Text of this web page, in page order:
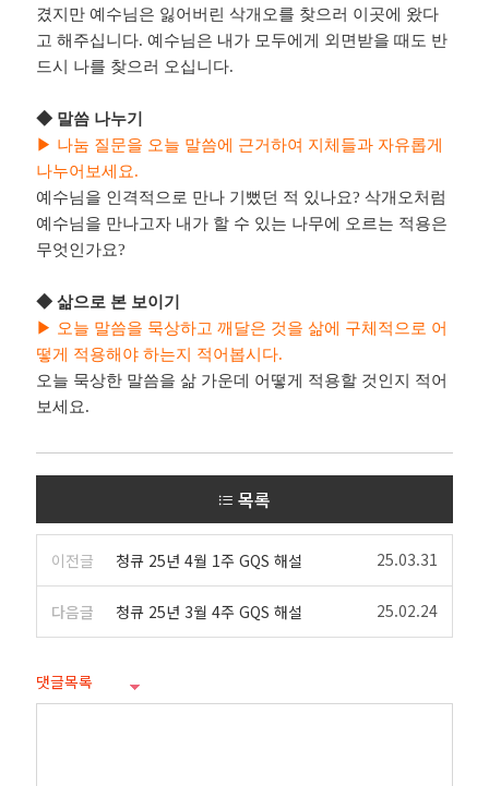
겼지만 예수님은 잃어버린 삭개오를 찾으러 이곳에 왔다
고 해주십니다. 예수님은 내가 모두에게 외면받을 때도 반
드시 나를 찾으러 오십니다.
◆ 말씀 나누기
▶ 나눔 질문을 오늘 말씀에 근거하여 지체들과 자유롭게
나누어보세요.
예수님을 인격적으로 만나 기뻤던 적 있나요?삭개오처럼
예수님을 만나고자 내가 할 수 있는 나무에 오르는 적용은
무엇인가요?
◆삶으로 본 보이기
▶ 오늘 말씀을 묵상하고 깨달은 것을 삶에 구체적으로 어
떻게 적용해야 하는지 적어봅시다.
오늘 묵상한 말씀을 삶 가운데 어떻게 적용할 것인지 적어
보세요.
목록
이전글 청큐 25년 4월 1주 GQS 해설 25.03.31
다음글 청큐 25년 3월 4주 GQS 해설 25.02.24
댓글목록